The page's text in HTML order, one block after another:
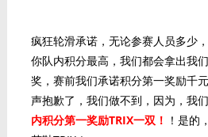
疯狂轮滑承诺，无论参赛人员多少
你队内积分最高，我们都会拿出我
奖，赛前我们承诺积分第一奖励千
声抱歉了，我们做不到，因为，我
内积分第一奖励TRIX一双！ ！是的